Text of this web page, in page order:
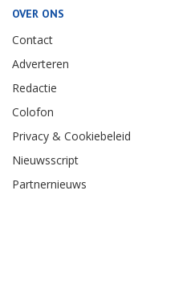
OVER ONS
Contact
Adverteren
Redactie
Colofon
Privacy & Cookiebeleid
Nieuwsscript
Partnernieuws